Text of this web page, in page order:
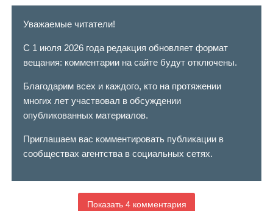
Уважаемые читатели!
С 1 июля 2026 года редакция обновляет формат
вещания: комментарии на сайте будут отключены.
Благодарим всех и каждого, кто на протяжении
многих лет участвовал в обсуждении
опубликованных материалов.
Приглашаем вас комментировать публикации в
сообществах агентства в социальных сетях.
Показать 4 комментария